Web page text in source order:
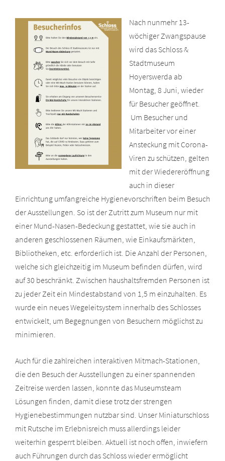
Nach nunmehr 13-
wöchiger Zwangspause
wird das Schloss &
Stadtmuseum
Hoyerswerda ab
Montag, 8 Juni, wieder
für Besucher geöffnet.
Um Besucher und
Mitarbeiter vor einer
Ansteckung mit Corona-
Viren zu schützen, gelten
mit der Wiedereröffnung
auch in dieser
Einrichtung umfangreiche Hygienevorschriften beim Besuch
der Ausstellungen. So ist der Zutritt zum Museum nur mit
einer Mund-Nasen-Bedeckung gestattet, wie sie auch in
anderen geschlossenen Räumen, wie Einkaufsmärkten,
Bibliotheken, etc. erforderlich ist. Die Anzahl der Personen,
welche sich gleichzeitig im Museum befinden dürfen, wird
auf 30 beschränkt. Zwischen haushaltsfremden Personen ist
zu jeder Zeit ein Mindestabstand von 1,5 m einzuhalten. Es
wurde ein neues Wegeleitsystem innerhalb des Schlosses
entwickelt, um Begegnungen von Besuchern möglichst zu
minimieren.
Auch für die zahlreichen interaktiven Mitmach-Stationen,
die den Besuch der Ausstellungen zu einer spannenden
Zeitreise werden lassen, konnte das Museumsteam
Lösungen finden, damit diese trotz der strengen
Hygienebestimmungen nutzbar sind. Unser Miniaturschloss
mit Rutsche im Erlebnisreich muss allerdings leider
weiterhin gesperrt bleiben. Aktuell ist noch offen, inwiefern
auch Führungen durch das Schloss wieder ermöglicht